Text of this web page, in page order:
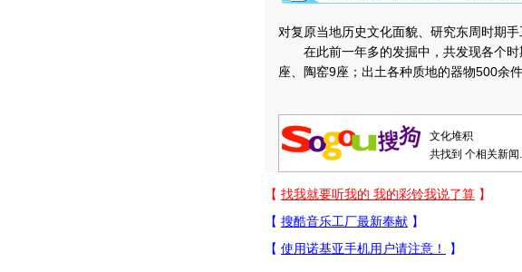
对复原当地历史文化面貌、研究东周时期手
在此前一年多的发掘中，共发现各个时
座、陶窑9座；出土各种质地的器物500余
共找到 个相关新闻.